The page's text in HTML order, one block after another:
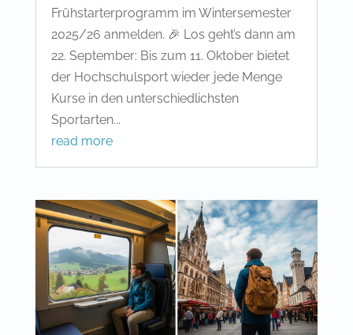
Frühstarterprogramm im Wintersemester
2025/26 anmelden. 🎉 Los geht’s dann am
22. September: Bis zum 11. Oktober bietet
der Hochschulsport wieder jede Menge
Kurse in den unterschiedlichsten
Sportarten...
read more